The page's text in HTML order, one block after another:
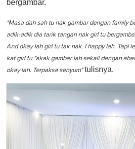
bergambar.
"Masa dah sah tu nak gambar dengan family
adik-adik dia tarik tangan nak girl tu
And okay lah girl tu tak nak. I happy lah. Tapi
kat girl tu "akak gambar lah sekali dengan
okay lah. Terpaksa senyum"tulisnya.